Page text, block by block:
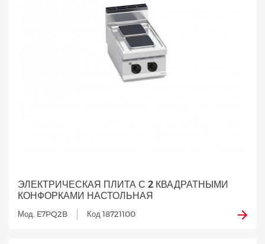
ЭЛЕКТРИЧЕСКАЯ ПЛИТА С 2 КВАДРАТНЫМИ
КОНФОРКАМИ НАСТОЛЬНАЯ
Мод. E7PQ2B Код 18721100